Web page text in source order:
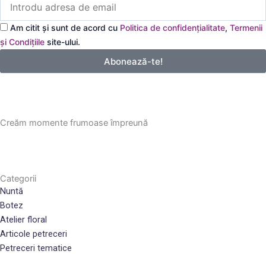
adresa
de
email
Am citit și sunt de acord cu Politica de confidențialitate, Termenii
și Condițiile site-ului.
Abonează-te!
Creăm momente frumoase împreună
Categorii
Nuntă
Botez
Atelier floral
Articole petreceri
Petreceri tematice